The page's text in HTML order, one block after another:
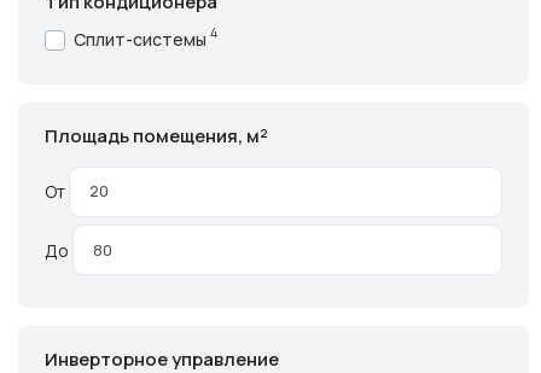
Сплит-системы 4
Площадь помещения, м²
От
До
Инверторное управление